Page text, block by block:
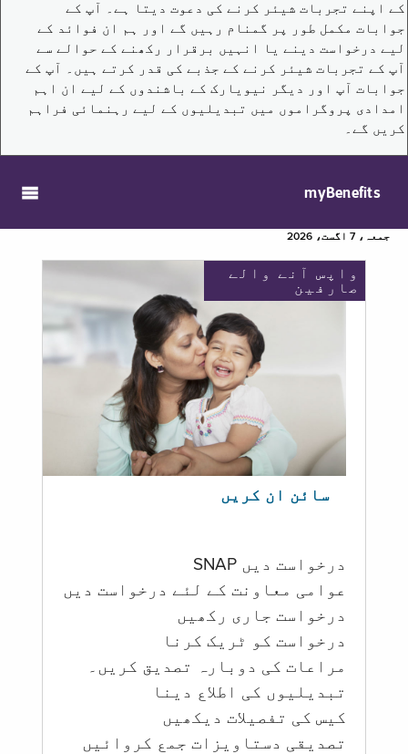
کے اپنے تجربات شیئر کرنے کی دعوت دیتا ہے۔ آپ کے
جوابات مکمل طور پر گمنام رہیں گے اور ہم ان فوائد کے
لیے درخواست دینے یا انہیں برقرار رکھنے کے حوالے سے
آپ کے تجربات شیئر کرنے کے جذبے کی قدر کرتے ہیں۔ آپ کے
جوابات آپ اور دیگر نیویارک کے باشندوں کے لیے ان اہم
امدادی پروگراموں میں تبدیلیوں کے لیے رہنمائی فراہم
کریں گے۔
myBenefits
جمعہ، 7 اگست، 2026
واپس آنے والے
صارفین
سائن ان کریں
درخواست دیں SNAP
عوامی معاونت کے لئے درخواست دیں
درخواست جاری رکھیں
درخواست کو ٹریک کرنا
مراعات کی دوبارہ تصدیق کریں۔
تبدیلیوں کی اطلاع دینا
کیس کی تفصیلات دیکھیں
تصدیقی دستاویزات جمع کروائیں